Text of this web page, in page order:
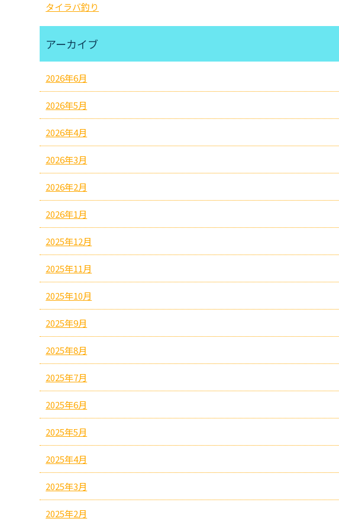
タイラバ釣り
アーカイブ
2026年6月
2026年5月
2026年4月
2026年3月
2026年2月
2026年1月
2025年12月
2025年11月
2025年10月
2025年9月
2025年8月
2025年7月
2025年6月
2025年5月
2025年4月
2025年3月
2025年2月